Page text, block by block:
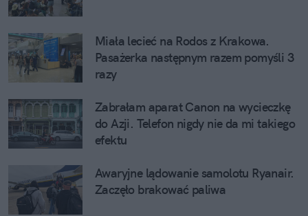
Miała lecieć na Rodos z Krakowa.
Pasażerka następnym razem pomyśli 3
razy
Zabrałam aparat Canon na wycieczkę
do Azji. Telefon nigdy nie da mi takiego
efektu
Awaryjne lądowanie samolotu Ryanair.
Zaczęło brakować paliwa